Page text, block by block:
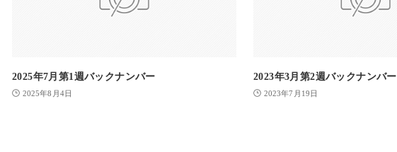
2025年7月第1週バックナンバー
2025年8月4日
2023年3月第2週バックナンバー
2023年7月19日